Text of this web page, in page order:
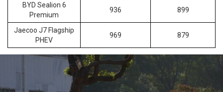
BYD Sealion 6
Premium
936 899
Jaecoo J7 Flagship
PHEV
969 879